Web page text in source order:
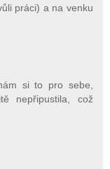
práci) a na venku
si to pro sebe,
nepřipustila, což